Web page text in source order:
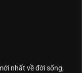
nhất về đời sống,